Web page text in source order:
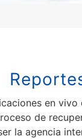
en
de
la agencia